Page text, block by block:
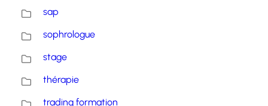
sap
sophrologue
stage
thérapie
trading formation